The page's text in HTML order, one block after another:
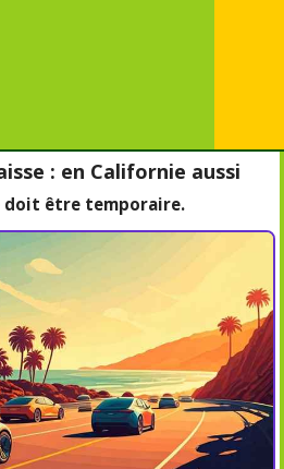
: en Californie aussi
doit être temporaire.